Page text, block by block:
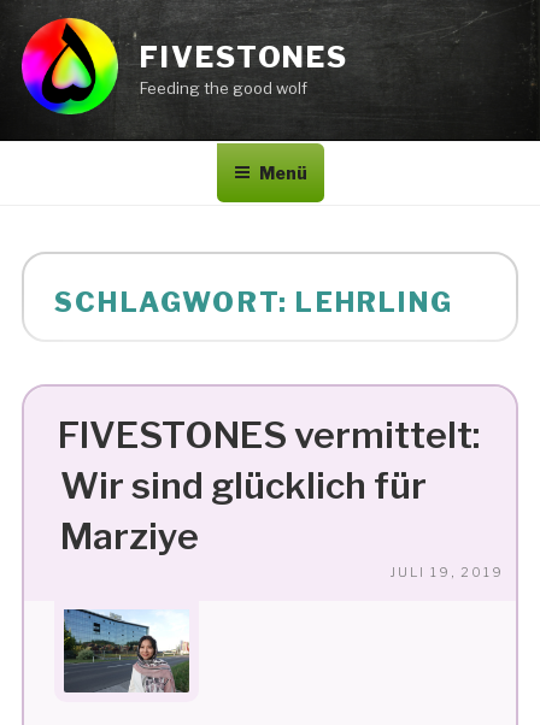
Inhalt
springen
FIVESTONES
Feeding the good wolf
Menü
SCHLAGWORT: LEHRLING
FIVESTONES vermittelt:
Wir sind glücklich für
Marziye
JULI 19, 2019